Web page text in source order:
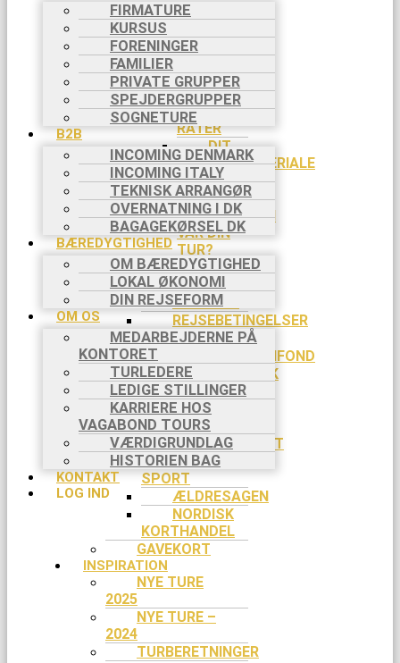
FIRMATURE
KURSUS
FORENINGER
FAMILIER
PRIVATE GRUPPER
SPEJDERGRUPPER
SOGNETURE
B2B
INCOMING DENMARK
INCOMING ITALY
TEKNISK ARRANGØR
OVERNATNING I DK
BAGAGEKØRSEL DK
BÆREDYGTIGHED
OM BÆREDYGTIGHED
LOKAL ØKONOMI
DIN REJSEFORM
OM OS
MEDARBEJDERNE PÅ
KONTORET
TURLEDERE
LEDIGE STILLINGER
KARRIERE HOS
VAGABOND TOURS
VÆRDIGRUNDLAG
HISTORIEN BAG
KONTAKT
LOG IND
TUR?
DIN
REJSE TIL
TURSTART
BETALING
I 2
RATER
DIT
AFREJSEMATERIALE
DIN
TURLEDER
HVORDAN
VAR DIN
TUR?
APP
PRAKTISK INFO
BETALING
REJSEBETINGELSER
FORSIKRINGER
REJSEGARANTIFOND
COOKIEPOLITIK
SLETTE
COOKIES
RABAT
EVENTYRSPORT
SPEJDER
SPORT
ÆLDRESAGEN
NORDISK
KORTHANDEL
GAVEKORT
INSPIRATION
NYE TURE
2025
NYE TURE –
2024
TURBERETNINGER